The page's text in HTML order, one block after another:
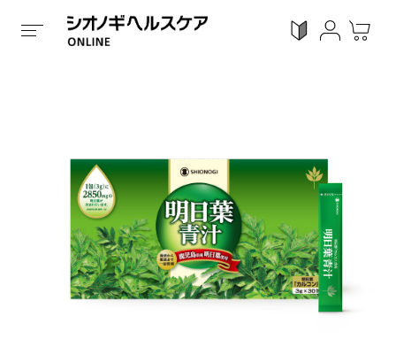
感染対策 Proシリーズ スキンケア
ホーム / 全ての商品 / 健康食品 顆粒タイプ / 明日葉